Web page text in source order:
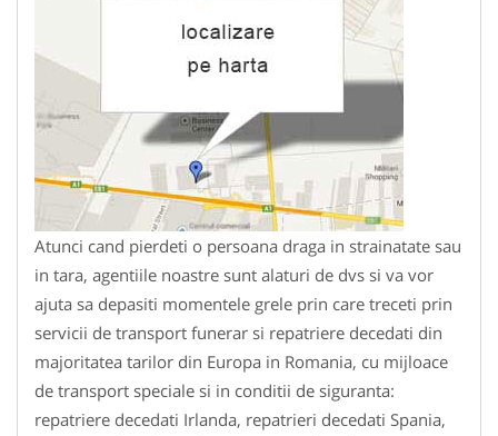
Atunci cand pierdeti o persoana draga in strainatate sau
in tara, agentiile noastre sunt alaturi de dvs si va vor
ajuta sa depasiti momentele grele prin care treceti prin
servicii de transport funerar si repatriere decedati din
majoritatea tarilor din Europa in Romania, cu mijloace
de transport speciale si in conditii de siguranta:
repatriere decedati Irlanda, repatrieri decedati Spania,